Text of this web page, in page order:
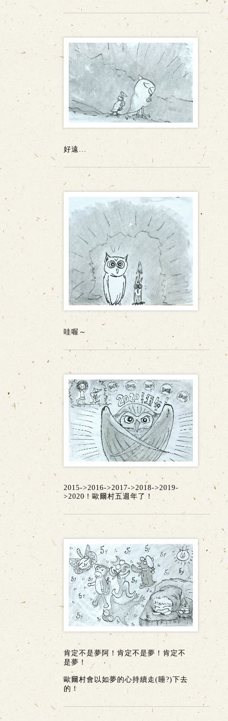
好遠...
哇喔～
2015->2016->2017->2018->2019-
>2020！歐爾村五週年了！
肯定不是夢阿！肯定不是夢！肯定不
是夢！
歐爾村會以如夢的心持續走(睡?)下去
的！